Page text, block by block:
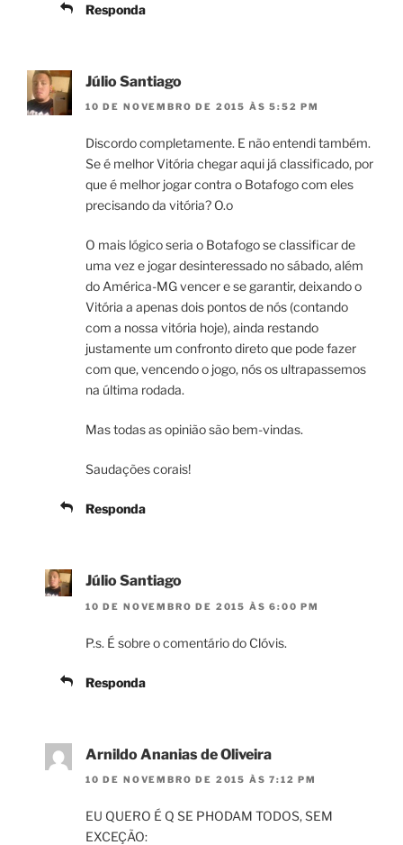
Responda
Júlio Santiago
10 DE NOVEMBRO DE 2015 ÀS 5:52 PM
Discordo completamente. E não entendi também.
Se é melhor Vitória chegar aqui já classificado, por
que é melhor jogar contra o Botafogo com eles
precisando da vitória? O.o
O mais lógico seria o Botafogo se classificar de
uma vez e jogar desinteressado no sábado, além
do América-MG vencer e se garantir, deixando o
Vitória a apenas dois pontos de nós (contando
com a nossa vitória hoje), ainda restando
justamente um confronto direto que pode fazer
com que, vencendo o jogo, nós os ultrapassemos
na última rodada.
Mas todas as opinião são bem-vindas.
Saudações corais!
Responda
Júlio Santiago
10 DE NOVEMBRO DE 2015 ÀS 6:00 PM
P.s. É sobre o comentário do Clóvis.
Responda
Arnildo Ananias de Oliveira
10 DE NOVEMBRO DE 2015 ÀS 7:12 PM
EU QUERO É Q SE PHODAM TODOS, SEM
EXCEÇÃO: